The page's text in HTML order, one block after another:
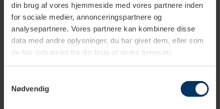
din brug af vores hjemmeside med vores partnere inden
for sociale medier, annonceringspartnere og
analysepartnere. Vores partnere kan kombinere disse
data med andre oplysninger, du har givet dem, eller som
de har indsamlet fra din brug af deres tjenester.
Nødvendig
1-3 vardagar
Whittington English
Breakfast Imperial No 102
89,95 SEK
1-3 vardagar
Whittington Nilgiri Blue
Mountain No 201 Ekologiskt
89,95 SEK